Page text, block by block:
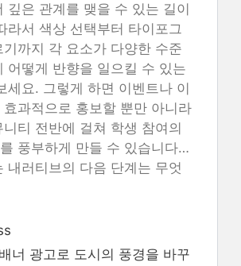
깊은 관계를 맺을 수 있는 길이
라서 색상 선택부터 타이포그
기까지 각 요소가 다양한 수준
어떻게 반향을 일으킬 수 있는
세요. 그렇게 하면 이벤트나 이
효과적으로 홍보할 뿐만 아니라
티 전반에 걸쳐 학생 참여의
풍부하게 만들 수 있습니다…
내러티브의 다음 단계는 무엇
너 광고로 도시의 풍경을 바꾸